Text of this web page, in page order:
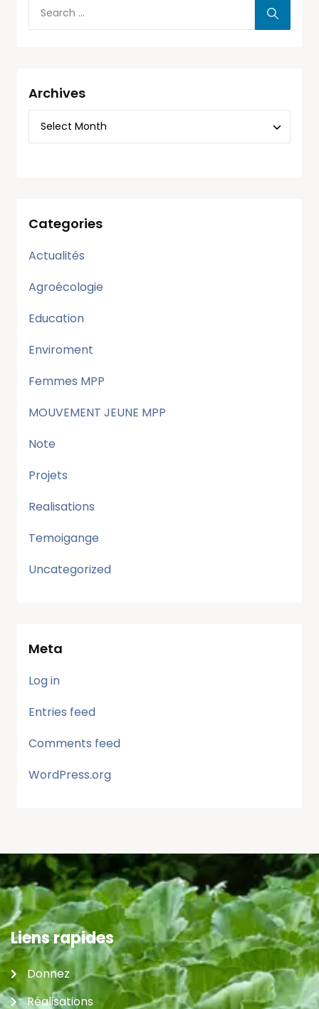
Archives
Categories
Actualités
Agroécologie
Education
Enviroment
Femmes MPP
MOUVEMENT JEUNE MPP
Note
Projets
Realisations
Temoigange
Uncategorized
Meta
Log in
Entries feed
Comments feed
WordPress.org
Liens rapides
Donnez
Réalisations